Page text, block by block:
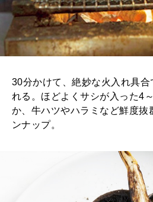
30分かけて、絶妙な火入れ具
れる。ほどよくサシが入った4
か、牛ハツやハラミなど鮮度抜
ンナップ。